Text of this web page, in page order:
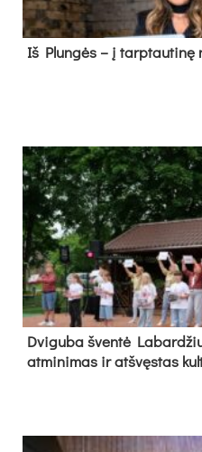
Iš Plungės – į tarptautinę
Dvi­gu­ba šven­tė
at­mi­ni­mas ir at­švęs­tas